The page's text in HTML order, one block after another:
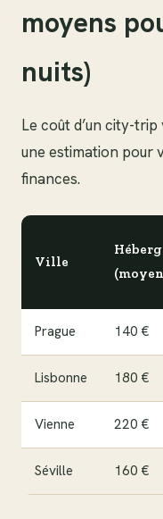
moyens
nuits)
Le coût d’un city-
une estimation pour
finances.
Ville
Prague 140 €
Lisbonne 180 €
Vienne 220 €
Séville 160 €